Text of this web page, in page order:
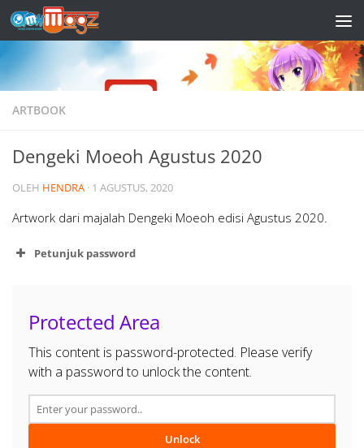
Skip to content
ARTBOOK
Dengeki Moeoh Agustus 2020
OLEH HENDRA · 1 AGUSTUS, 2020
Artwork dari majalah Dengeki Moeoh edisi Agustus 2020.
Petunjuk password
Protected Area
This content is password-protected. Please verify
with a password to unlock the content.
Unlock